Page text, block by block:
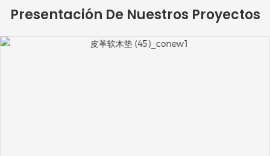
Presentación De Nuestros Proyectos